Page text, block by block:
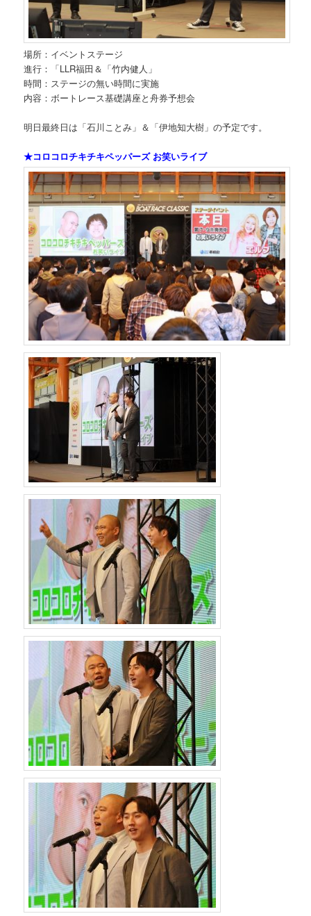
場所：イベントステージ
進行：「LLR福田＆「竹内健人」
時間：ステージの無い時間に実施
内容：ボートレース基礎講座と舟券予想会
明日最終日は「石川ことみ」＆「伊地知大樹」の予定です。
★コロコロチキチキペッパーズ お笑いライブ